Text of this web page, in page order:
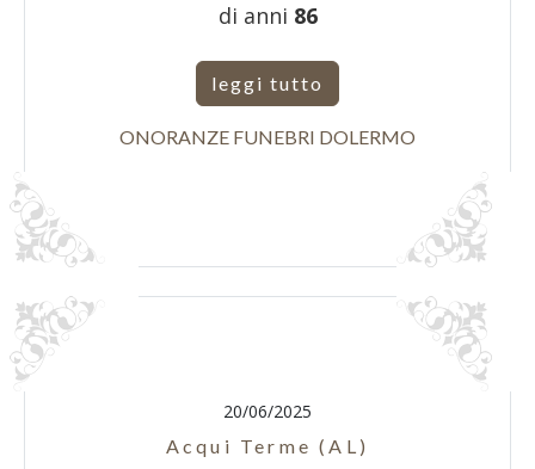
di anni 86
leggi tutto
ONORANZE FUNEBRI DOLERMO
20/06/2025
Acqui Terme (AL)